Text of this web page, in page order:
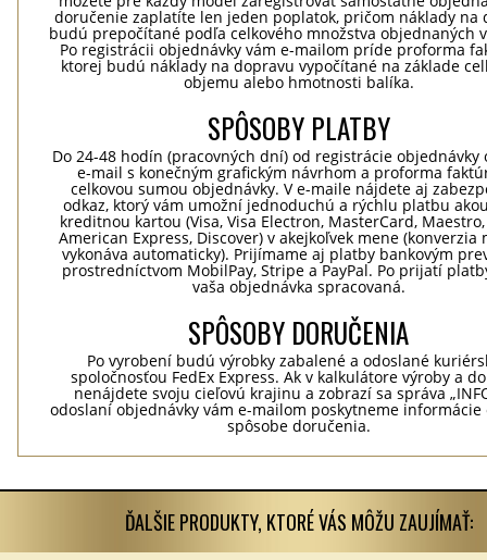
doručenie zaplatíte len jeden poplatok, pričom náklady na
budú prepočítané podľa celkového množstva objednaných
Po registrácii objednávky vám e-mailom príde proforma
ktorej budú náklady na dopravu vypočítané na základe
objemu alebo hmotnosti balíka.
SPÔSOBY PLATBY
Do 24-48 hodín (pracovných dní) od registrácie objednávky
e-mail s konečným grafickým návrhom a proforma
celkovou sumou objednávky. V e-maile nájdete aj
odkaz, ktorý vám umožní jednoduchú a rýchlu platbu
kreditnou kartou (Visa, Visa Electron, MasterCard,
American Express, Discover) v akejkoľvek mene (konverzia
vykonáva automaticky). Prijímame aj platby bankovým
prostredníctvom MobilPay, Stripe a PayPal. Po prijatí
vaša objednávka spracovaná.
SPÔSOBY DORUČENIA
Po vyrobení budú výrobky zabalené a odoslané
spoločnosťou FedEx Express. Ak v kalkulátore výroby a
nenájdete svoju cieľovú krajinu a zobrazí sa správa
odoslaní objednávky vám e-mailom poskytneme informácie
spôsobe doručenia.
ĎALŠIE PRODUKTY, KTORÉ VÁS MÔŽU ZAUJÍMAŤ: